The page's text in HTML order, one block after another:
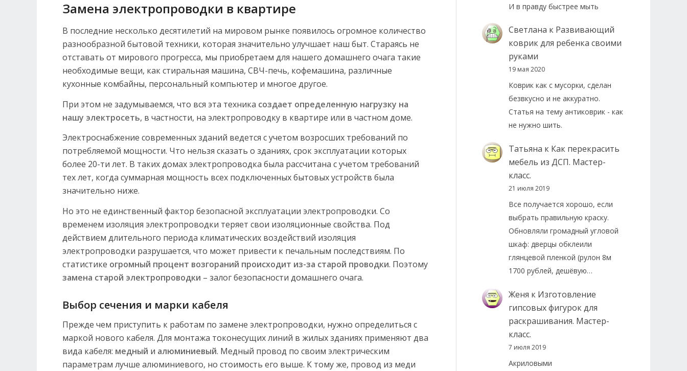
Замена электропроводки в квартире
В последние несколько десятилетий на мировом рынке появилось огромное количество
разнообразной бытовой техники, которая значительно улучшает наш быт. Стараясь не
отставать от мирового прогресса, мы приобретаем для нашего домашнего очага такие
необходимые вещи, как стиральная машина, СВЧ-печь, кофемашина, различные
кухонные комбайны, персональный компьютер и многое другое.
При этом не задумываемся, что вся эта техника создает определенную нагрузку на
нашу электросеть, в частности, на электропроводку в квартире или в частном доме.
Электроснабжение современных зданий ведется с учетом возросших требований по
потребляемой мощности. Что нельзя сказать о зданиях, срок эксплуатации которых
более 20-ти лет. В таких домах электропроводка была рассчитана с учетом требований
тех лет, когда суммарная мощность всех подключенных бытовых устройств была
значительно ниже.
Но это не единственный фактор безопасной эксплуатации электропроводки. Со
временем изоляция электропроводки теряет свои изоляционные свойства. Под
действием длительного периода климатических воздействий изоляция
электропроводки разрушается, что может привести к печальным последствиям. По
статистике огромный процент возгораний происходит из-за старой проводки. Поэтому
замена старой электропроводки – залог безопасности домашнего очага.
Выбор сечения и марки кабеля
Прежде чем приступить к работам по замене электропроводки, нужно определиться с
маркой нового кабеля. Для монтажа токонесущих линий в жилых зданиях применяют два
вида кабеля: медный и алюминиевый. Медный провод по своим электрическим
параметрам лучше алюминиевого, но стоимость его выше. К тому же, провод из меди
И в правду быстрее мыть
Светлана к Развивающий
коврик для ребенка своими
руками
19 мая 2020
Коврик как с мусорки, сделан
безвкусно и не аккуратно.
Статья на тему антиковрик - как
не нужно шить.
Татьяна к Как перекрасить
мебель из ДСП. Мастер-
класс.
21 июля 2019
Все получается хорошо, если
выбрать правильную краску.
Обновляли громадный угловой
шкаф: дверцы обклеили
глянцевой пленкой (рулон 8м
1700 рублей, дешёвую…
Женя к Изготовление
гипсовых фигурок для
раскрашивания. Мастер-
класс.
7 июля 2019
Акриловыми